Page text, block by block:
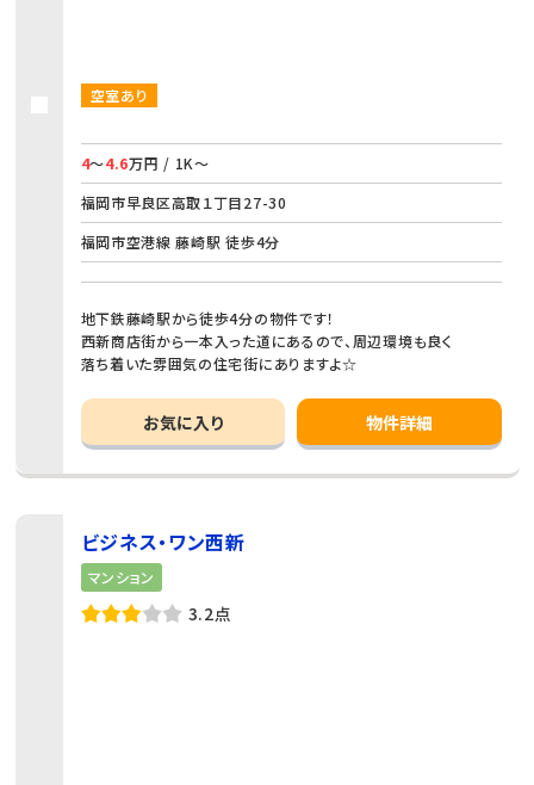
空室あり
4～4.6万円 / 1K～
福岡市早良区高取１丁目27-30
福岡市空港線 藤崎駅 徒歩4分
地下鉄藤崎駅から徒歩4分の物件です！
西新商店街から一本入った道にあるので、周辺環境も良く
落ち着いた雰囲気の住宅街にありますよ☆
お気に入り 物件詳細
ビジネス・ワン西新
マンション
3.2点